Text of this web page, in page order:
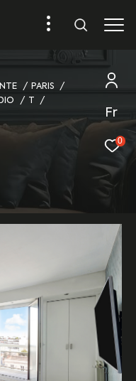
Fr
0
PARIS
T